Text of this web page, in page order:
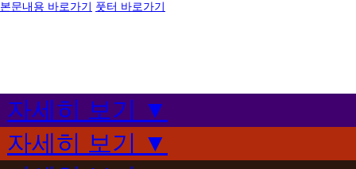
본문내용 바로가기 풋터 바로가기
자세히 보기 ▼
자세히 보기 ▼